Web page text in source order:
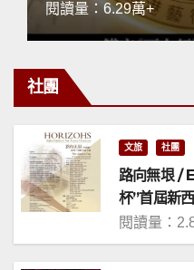
閱讀量：16.39萬+
社團
文旅 社團
路向無垠 /
杯”首屆新
閱讀量：